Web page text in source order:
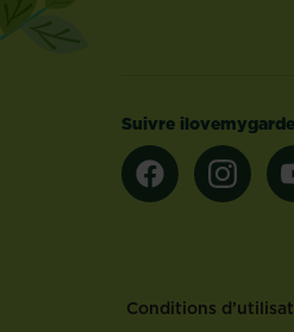
Suivre
Footer
Conditions